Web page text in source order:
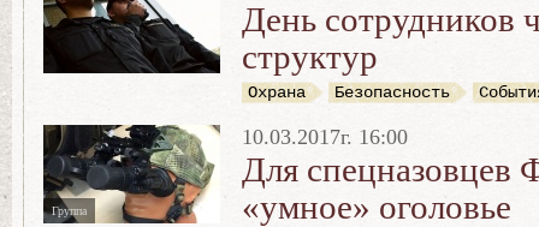
День сотрудников
структур
Охрана Безопасность
Группа
10.03.2017г. 16:00
Для спецназовцев
«умное» оголовье